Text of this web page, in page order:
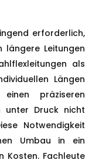
erforderlich,
längere Leitungen
als
Längen
präziseren
unter Druck nicht
Notwendigkeit
Umbau in ein
Kosten. Fachleute